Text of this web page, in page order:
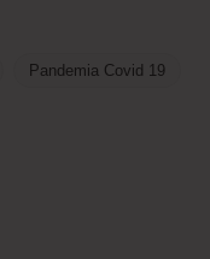
Pandemia Covid 19